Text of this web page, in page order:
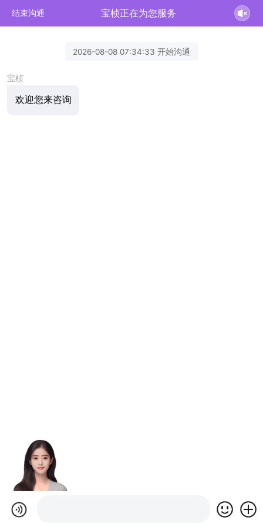
结束沟通 宝桢正在为您服务
2026-08-08 07:34:33 开始沟通
宝桢
欢迎您来咨询